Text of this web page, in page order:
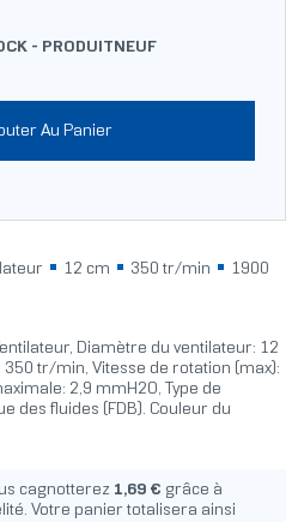
- PRODUITNEUF
Au Panier
12 cm 350 tr/min
1900
Diamètre du ventilateur: 12
tr/min, Vitesse de rotation (max):
2,9 mmH2O, Type de
des fluides (FDB). Couleur du
cagnotterez 1,69 € grâce à
Votre panier totalisera ainsi